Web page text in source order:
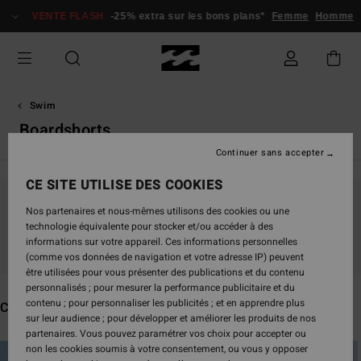
sélection
produits
VENTE FLASH -25% extra sur les bons plans* Femme Homme
Swim
Boardshorts
Ne partez pas trop loin, nos produits seront
bientôt de retour
Ces produits pourraient vous plaire
Passer
CE SITE UTILISE DES COOKIES
Nos partenaires et nous-mêmes utilisons des cookies ou une
technologie équivalente pour stocker et/ou accéder à des
informations sur votre appareil. Ces informations personnelles
(comme vos données de navigation et votre adresse IP) peuvent
être utilisées pour vous présenter des publications et du contenu
personnalisés ; pour mesurer la performance publicitaire et du
contenu ; pour personnaliser les publicités ; et en apprendre plus
sur leur audience ; pour développer et améliorer les produits de nos
partenaires. Vous pouvez paramétrer vos choix pour accepter ou
non les cookies soumis à votre consentement, ou vous y opposer
Continuer sans accepter